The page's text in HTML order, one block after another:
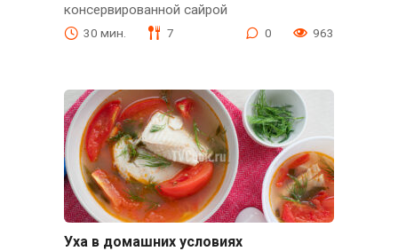
консервированной сайрой
30 мин. 7 0 963
Уха в домашних условиях